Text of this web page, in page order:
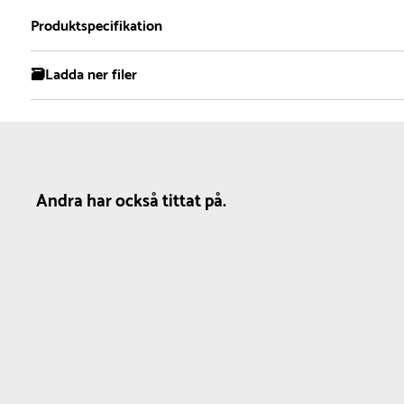
2
Produktspecifikation
Material
Plast Svart Inomhus
🗃️Ladda ner filer
Andra har också tittat på.